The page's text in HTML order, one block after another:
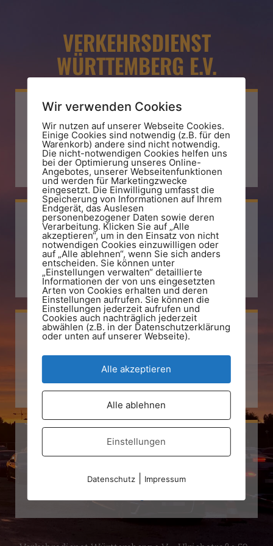
VERKEHRSDIENST
WÜRTTEMBERG E.V.
E-Mail
info@vdw.land
Telefon
+49 711 794 77 93
Facebook
Verkehrsdienst Württemberg e.V.
Instagram
Wir verwenden Cookies
Wir nutzen auf unserer Webseite Cookies.
Einige Cookies sind notwendig (z.B. für den
Warenkorb) andere sind nicht notwendig.
Die nicht-notwendigen Cookies helfen uns
bei der Optimierung unseres Online-
Angebotes, unserer Webseitenfunktionen
und werden für Marketingzwecke
eingesetzt. Die Einwilligung umfasst die
Speicherung von Informationen auf Ihrem
Endgerät, das Auslesen
personenbezogener Daten sowie deren
Verarbeitung. Klicken Sie auf „Alle
akzeptieren“, um in den Einsatz von nicht
notwendigen Cookies einzuwilligen oder
auf „Alle ablehnen“, wenn Sie sich anders
entscheiden. Sie können unter
„Einstellungen verwalten“ detaillierte
Informationen der von uns eingesetzten
Arten von Cookies erhalten und deren
Einstellungen aufrufen. Sie können die
Einstellungen jederzeit aufrufen und
Cookies auch nachträglich jederzeit
abwählen (z.B. in der Datenschutzerklärung
oder unten auf unserer Webseite).
Alle akzeptieren
Alle ablehnen
Einstellungen
Datenschutz| Impressum